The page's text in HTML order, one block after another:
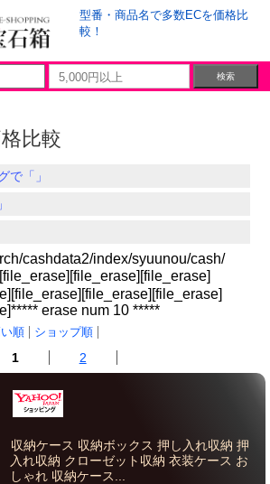
型番・商品名で多数ECを価格比
較！
比較
で「」
cashdata2/index/syuunou/cash/
erase num 10 *****
順 ショップ順
1 2
収納ケース 収納ボックス 押し入れ収納 押
入れ収納 クローゼット収納 衣装ケース お
しゃれ 収納ケース...